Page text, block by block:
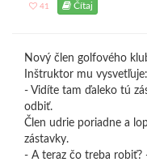
41 Čítaj
Nový člen golfového
Inštruktor mu vysvetľuje:
- Vidíte tam ďaleko tú
odbiť.
Člen udrie poriadne a
zástavky.
- A teraz čo treba robiť?